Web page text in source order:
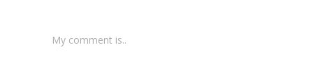
My comment is..